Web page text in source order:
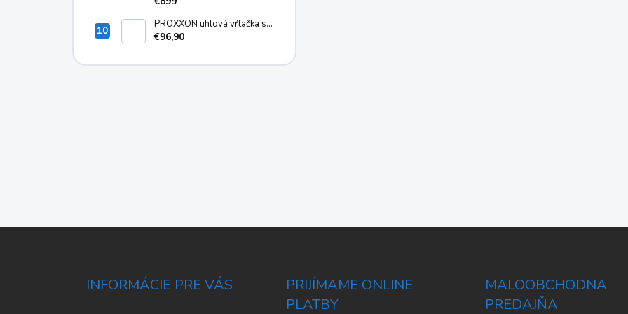
PROXXON uhlová vŕtačka s
dlhým krkom LWB/E
€96,90
INFORMÁCIE PRE VÁS
PRIJÍMAME ONLINE
PLATBY
MALOOBCHODNA
PREDAJŇA